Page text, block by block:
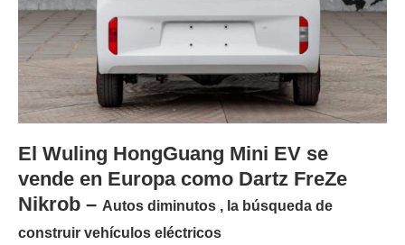
El Wuling HongGuang Mini EV se
vende en Europa como Dartz FreZe
Nikrob – Autos diminutos , la búsqueda de
construir vehículos eléctricos